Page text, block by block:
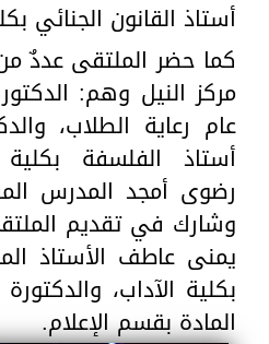
أستاذ القانون الجنائي
كما حضر الملتقى عددٌ
مركز النيل وهم:
عام رعاية الطلاب،
أستاذ الفلسفة بكلية
رضوى أمجد المدرس
وشارك في تقديم
يمنى عاطف الأستاذ
بكلية الآداب،
المادة بقسم الإعلام.